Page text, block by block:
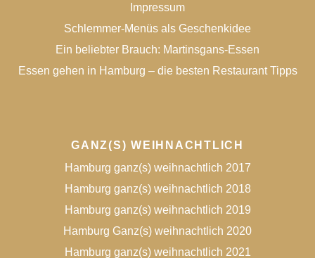
Impressum
Schlemmer-Menüs als Geschenkidee
Ein beliebter Brauch: Martinsgans-Essen
Essen gehen in Hamburg – die besten Restaurant Tipps
GANZ(S) WEIHNACHTLICH
Hamburg ganz(s) weihnachtlich 2017
Hamburg ganz(s) weihnachtlich 2018
Hamburg ganz(s) weihnachtlich 2019
Hamburg Ganz(s) weihnachtlich 2020
Hamburg ganz(s) weihnachtlich 2021